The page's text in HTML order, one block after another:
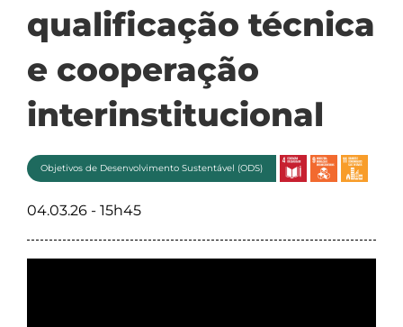
qualificação técnica
e cooperação
interinstitucional
Objetivos de Desenvolvimento Sustentável (ODS)
04.03.26 - 15h45